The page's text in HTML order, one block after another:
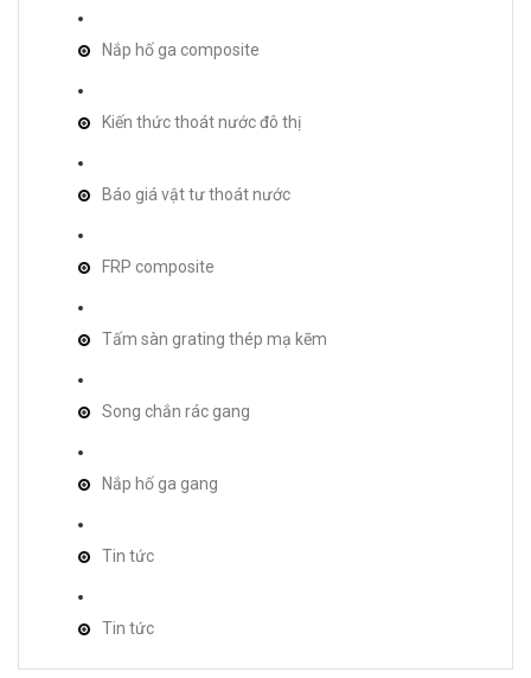
Nắp hố ga composite
Kiến thức thoát nước đô thị
Báo giá vật tư thoát nước
FRP composite
Tấm sàn grating thép mạ kẽm
Song chắn rác gang
Nắp hố ga gang
Tin tức
Tin tức